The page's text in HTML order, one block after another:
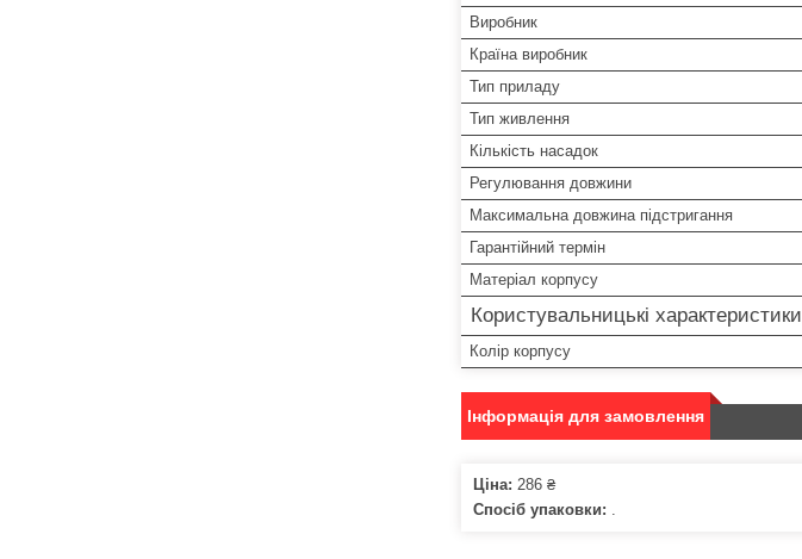
Виробник
Країна виробник
Тип приладу
Тип живлення
Кількість насадок
Регулювання довжини
Максимальна довжина підстригання
Гарантійний термін
Матеріал корпусу
Користувальницькі характеристики
Колір корпусу
Інформація для замовлення
Ціна: 286 ₴
Спосіб упаковки: .